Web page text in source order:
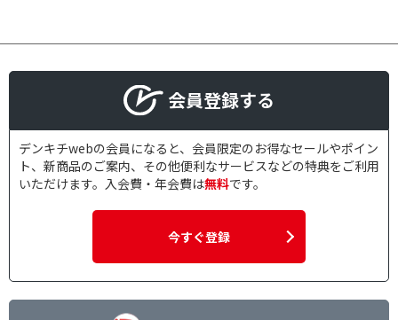
会員登録する
デンキチwebの会員になると、会員限定のお得なセールやポイン
ト、新商品のご案内、その他便利なサービスなどの特典をご利用
いただけます。入会費・年会費は無料です。
今すぐ登録